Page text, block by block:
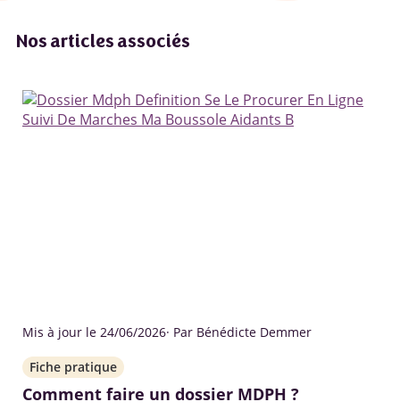
Nos articles associés
Mis à jour le 24/06/2026· Par Bénédicte Demmer
Fiche pratique
Comment faire un dossier MDPH ?